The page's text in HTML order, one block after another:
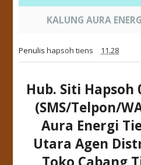
KALUNG AURA
Penulishapsoh tiens 11.28
Hub. Siti Hapsoh
(SMS/Telpon/
Aura Energi
Utara Agen